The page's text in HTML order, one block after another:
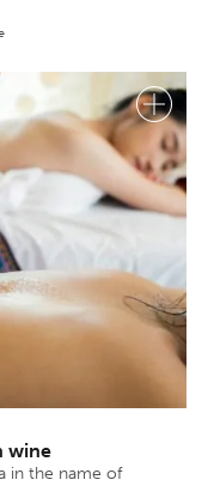
wine
in the name of